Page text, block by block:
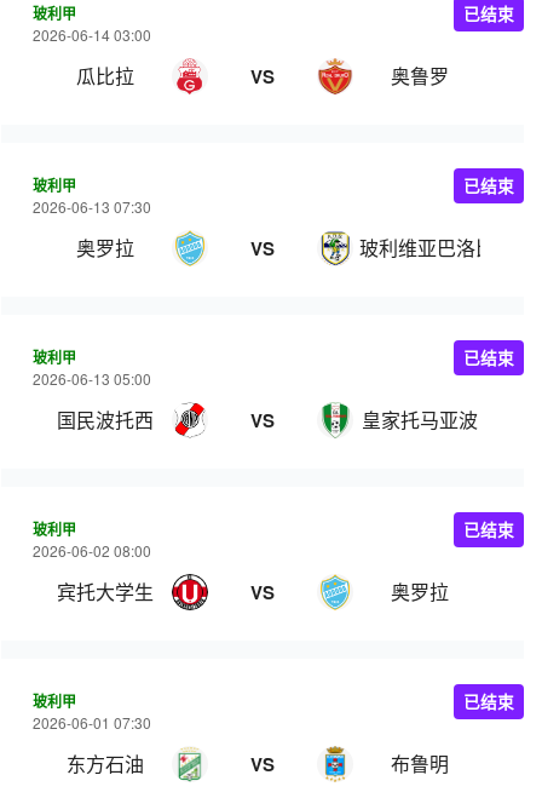
玻利甲
2026-06-14 03:00
瓜比拉 VS 奥鲁罗
已结束
玻利甲
2026-06-13 07:30
奥罗拉 VS 玻利维亚巴洛比学院
已结束
玻利甲
2026-06-13 05:00
国民波托西 VS 皇家托马亚波
已结束
玻利甲
2026-06-02 08:00
宾托大学生 VS 奥罗拉
已结束
玻利甲
2026-06-01 07:30
东方石油 VS 布鲁明
已结束